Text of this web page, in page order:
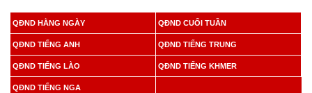
QĐND HẰNG NGÀY QĐND CUỐI TUẦN
QĐND TIẾNG ANH QĐND TIẾNG TRUNG
QĐND TIẾNG LÀO QĐND TIẾNG KHMER
QĐND TIẾNG NGA